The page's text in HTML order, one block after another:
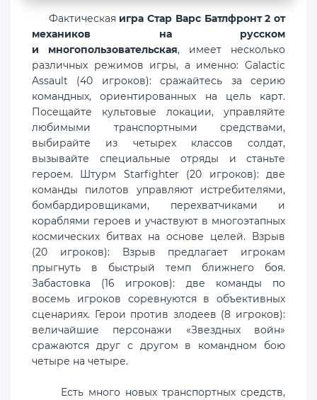
Фактическая игра Стар Варс Батлфронт 2 от
механиков на русском
и многопользовательская, имеет несколько
различных режимов игры, а именно: Galactic
Assault (40 игроков): сражайтесь за серию
командных, ориентированных на цель карт.
Посещайте культовые локации, управляйте
любимыми транспортными средствами,
выбирайте из четырех классов солдат,
вызывайте специальные отряды и станьте
героем. Штурм Starfighter (20 игроков): две
команды пилотов управляют истребителями,
бомбардировщиками, перехватчиками и
кораблями героев и участвуют в многоэтапных
космических битвах на основе целей. Взрыв
(20 игроков): Взрыв предлагает игрокам
прыгнуть в быстрый темп ближнего боя.
Забастовка (16 игроков): две команды по
восемь игроков соревнуются в объективных
сценариях. Герои против злодеев (8 игроков):
величайшие персонажи «Звездных войн»
сражаются друг с другом в командном бою
четыре на четыре.
Есть много новых транспортных средств,